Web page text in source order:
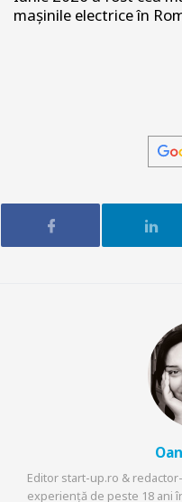
mașinile electrice în
Editor start-up.ro &
experiență de peste 18 ani